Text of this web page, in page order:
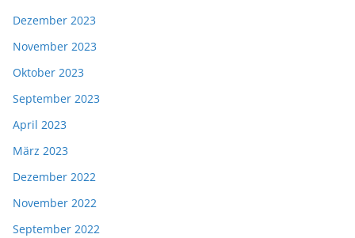
Dezember 2023
November 2023
Oktober 2023
September 2023
April 2023
März 2023
Dezember 2022
November 2022
September 2022